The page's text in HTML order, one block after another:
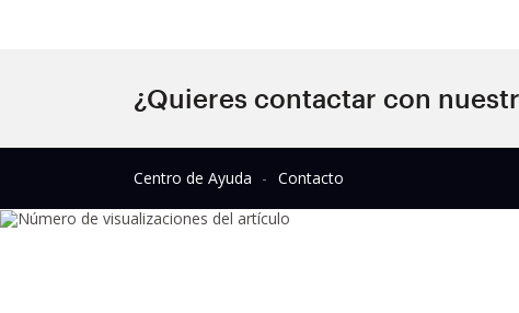
¿Quieres contactar con
Centro de Ayuda Contacto